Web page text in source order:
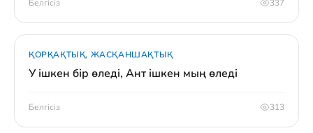
Белгісіз 337
ҚОРҚАҚТЫҚ, ЖАСҚАНШАҚТЫҚ
У ішкен бір өледі, Ант ішкен мың өледі
Белгісіз 313